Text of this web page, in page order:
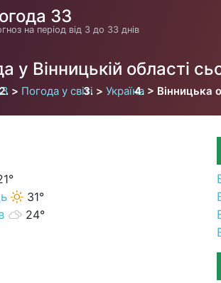
33
на період від 3 до 33 днів
у Вінницькій області
Погода у світі Україна Вінницька
31°
24°